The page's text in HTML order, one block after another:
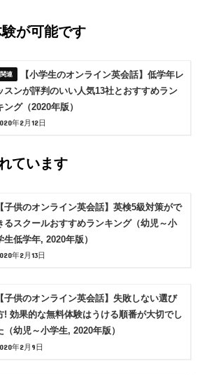
が可能です
【小学生のオンライン英会話】低学年レ
スンが評判のいい人気13社とおすすめラン
ング（2020年版）
年2月12日
ています
【子供のオンライン英会話】英検5級対策がで
るスクールおすすめランキング（幼児～小
生低学年, 2020年版）
年2月13日
【子供のオンライン英会話】失敗しない選び
! 効果的な無料体験はうける順番が大切でし
（幼児～小学生, 2020年版）
年2月9日